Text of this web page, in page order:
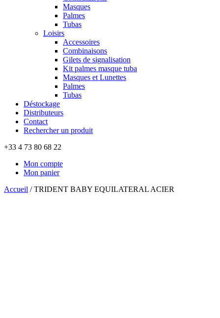
Masques
Palmes
Tubas
Loisirs
Accessoires
Combinaisons
Gilets de signalisation
Kit palmes masque tuba
Masques et Lunettes
Palmes
Tubas
Déstockage
Distributeurs
Contact
Rechercher un produit
+33 4 73 80 68 22
Mon compte
Mon panier
Accueil /TRIDENT BABY EQUILATERAL ACIER